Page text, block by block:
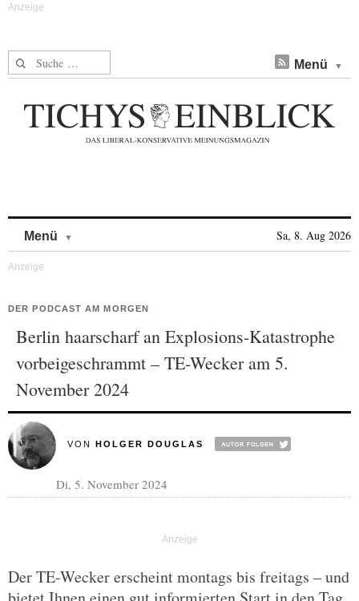
Suche nach: Menü
Menü Sa, 8. Aug 2026
DER PODCAST AM MORGEN
Berlin haarscharf an Explosions-Katastrophe
vorbeigeschrammt – TE-Wecker am 5.
November 2024
VON HOLGER DOUGLAS
Di, 5. November 2024
Der TE-Wecker erscheint montags bis freitags – und